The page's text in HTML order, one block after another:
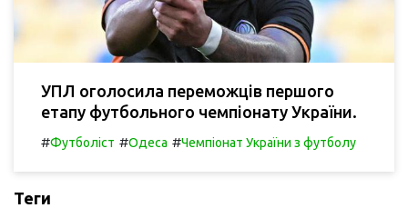
УПЛ оголосила переможців першого
етапу футбольного чемпіонату України.
#Футболіст #Одеса #Чемпіонат України з футболу
Теги